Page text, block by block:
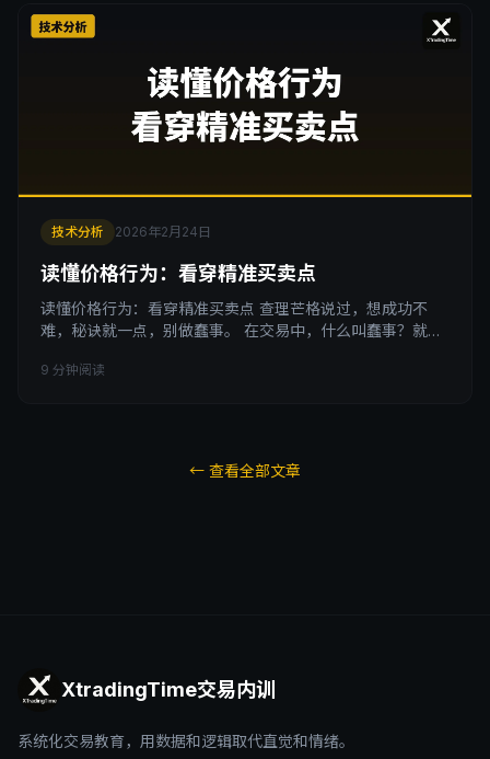
技术分析 2026年2月24日
读懂价格行为：看穿精准买卖点
读懂价格行为：看穿精准买卖点 查理芒格说过，想成功不
难，秘诀就一点，别做蠢事。 在交易中，什么叫蠢事？就是
它。价格行为就是市场给你的一手情报，而大多数技术指标
9 分钟阅读
← 查看全部文章
XtradingTime交易内训
系统化交易教育，用数据和逻辑取代直觉和情绪。